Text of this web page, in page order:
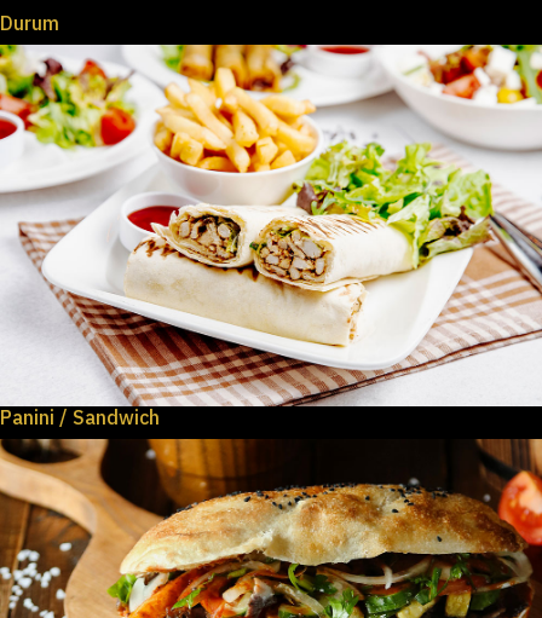
Durum
Panini / Sandwich